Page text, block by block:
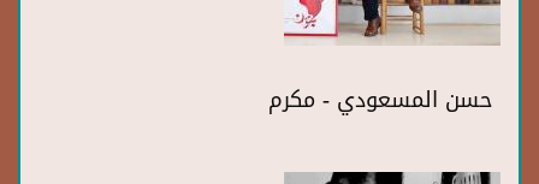
حسن المسعودي - مكرم